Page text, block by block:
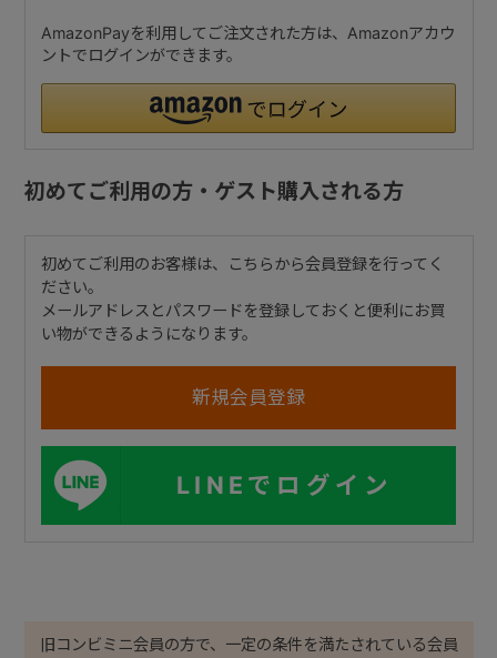
AmazonPayを利用してご注文された方は、Amazonアカウ
ントでログインができます。
初めてご利用の方・ゲスト購入される方
初めてご利用のお客様は、こちらから会員登録を行ってく
ださい。
メールアドレスとパスワードを登録しておくと便利にお買
い物ができるようになります。
LINEでログイン
旧コンビミニ会員の方で、一定の条件を満たされている会員